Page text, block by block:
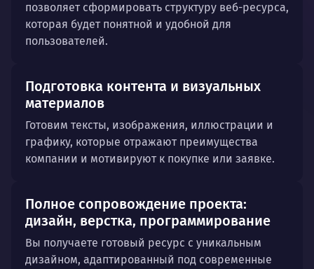
позволяет сформировать структуру веб-ресурса,
которая будет понятной и удобной для
пользователей.
Подготовка контента и визуальных
материалов
Готовим тексты, изображения, иллюстрации и
графику, которые отражают преимущества
компании и мотивируют к покупке или заявке.
Полное сопровождение проекта:
дизайн, верстка, программирование
Вы получаете готовый ресурс с уникальным
дизайном, адаптированный под современные